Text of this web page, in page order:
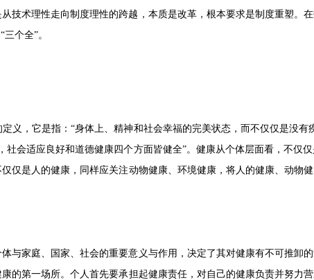
技术理性走向制度理性的跨越，本质是改革，根本要求是制度重塑。
个全”。
义，它是指：“身体上、精神和社会幸福的完美状态，而不仅仅是没有
社会适应良好和道德健康四个方面皆健全”。健康从个体层面看，不仅
仅是人的健康，同样应关注动物健康、环境健康，将人的健康、动物
与家庭、国家、社会的重要意义与作用，决定了其对健康有不可推卸
的第一场所。个人首先要承担起健康责任，对自己的健康负责并努力